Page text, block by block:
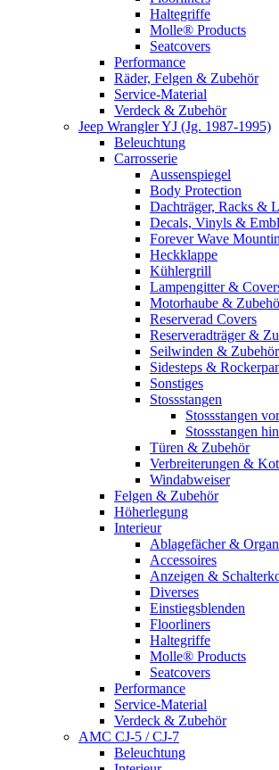
Haltegriffe
Molle® Products
Seatcovers
Performance
Räder, Felgen & Zubehör
Service-Material
Verdeck & Zubehör
Jeep Wrangler YJ (Jg. 1987-1995)
Beleuchtung
Carrosserie
Aussenspiegel
Body Protection
Dachträger, Racks &
Decals, Vinyls &
Forever Wave
Heckklappe
Kühlergrill
Lampengitter &
Motorhaube &
Reserverad Covers
Reserveradträger &
Seilwinden & Zubehör
Sidesteps &
Sonstiges
Stossstangen
Stossstangen
Stossstangen
Türen & Zubehör
Verbreiterungen &
Windabweiser
Felgen & Zubehör
Höherlegung
Interieur
Ablagefächer &
Accessoires
Anzeigen &
Diverses
Einstiegsblenden
Floorliners
Haltegriffe
Molle® Products
Seatcovers
Performance
Service-Material
Verdeck & Zubehör
AMC CJ-5 / CJ-7
Beleuchtung